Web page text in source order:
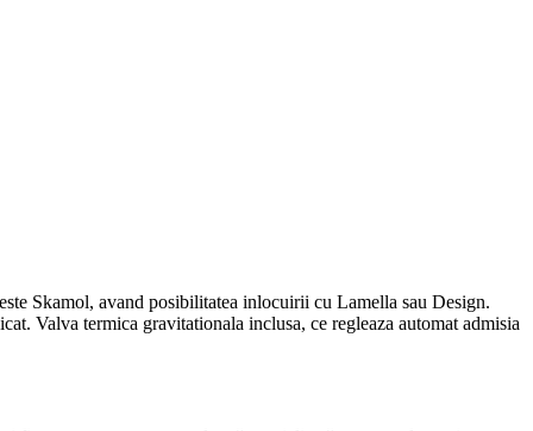
Skamol, avand posibilitatea inlocuirii cu Lamella sau Design.
Valva termica gravitationala inclusa, ce regleaza automat admisia